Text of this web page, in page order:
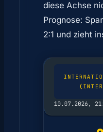
diese Achse
Prognose:
2:1 und zieht
10.07.2026,